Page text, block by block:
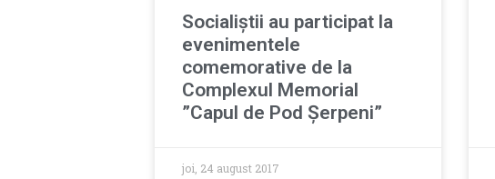
Socialiștii au participat la
evenimentele
comemorative de la
Complexul Memorial
”Capul de Pod Șerpeni”
joi, 24 august 2017